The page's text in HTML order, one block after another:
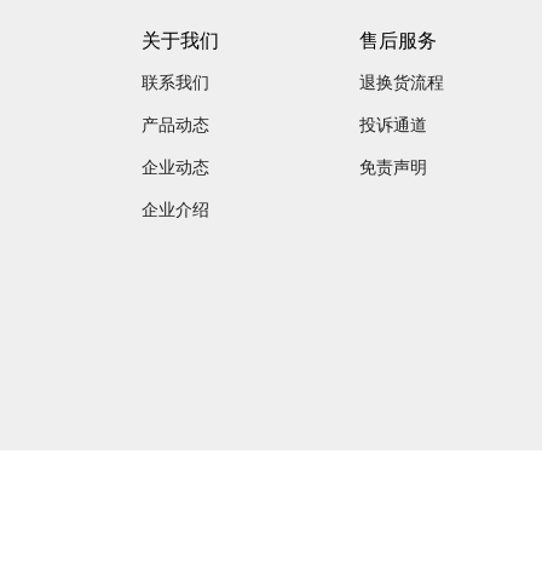
关于我们
联系我们
产品动态
企业动态
企业介绍
售后服务
退换货流程
投诉通道
免责声明